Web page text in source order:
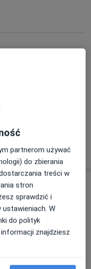
, 32-700
partnerom używać
do zbierania
treści w
stron
sprawdzić i
W
do polityk
znajdziesz